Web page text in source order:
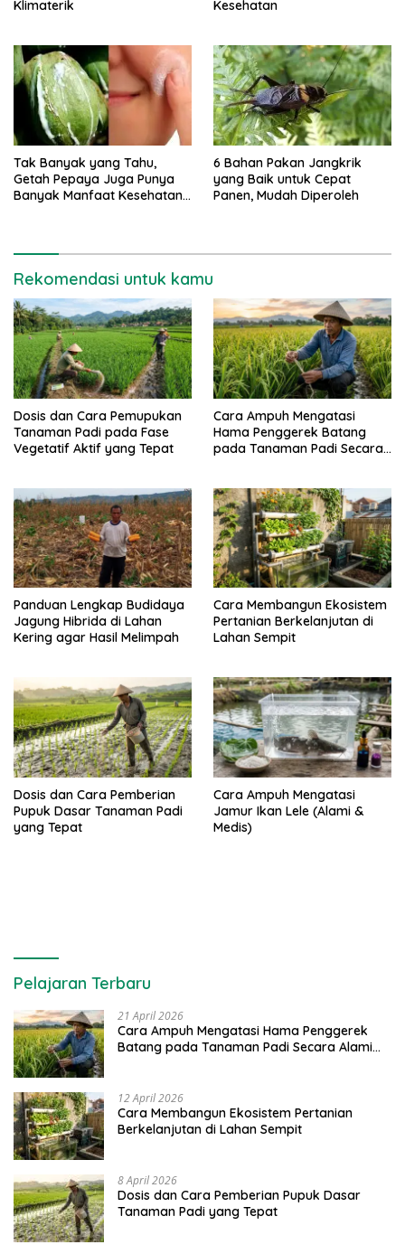
Klimaterik
Kesehatan
Tak Banyak yang Tahu,
Getah Pepaya Juga Punya
Banyak Manfaat Kesehatan
6 Bahan Pakan Jangkrik
yang Baik untuk Cepat
Panen, Mudah Diperoleh
Rekomendasi untuk kamu
Dosis dan Cara Pemupukan
Tanaman Padi pada Fase
Vegetatif Aktif yang Tepat
Cara Ampuh Mengatasi
Hama Penggerek Batang
pada Tanaman Padi Secara
Panduan Lengkap Budidaya
Jagung Hibrida di Lahan
Kering agar Hasil Melimpah
Cara Membangun Ekosistem
Pertanian Berkelanjutan di
Lahan Sempit
Dosis dan Cara Pemberian
Pupuk Dasar Tanaman Padi
yang Tepat
Cara Ampuh Mengatasi
Jamur Ikan Lele (Alami &
Medis)
Pelajaran Terbaru
21 April 2026
Cara Ampuh Mengatasi Hama Penggerek
Batang pada Tanaman Padi Secara Alami
12 April 2026
Cara Membangun Ekosistem Pertanian
Berkelanjutan di Lahan Sempit
8 April 2026
Dosis dan Cara Pemberian Pupuk Dasar
Tanaman Padi yang Tepat